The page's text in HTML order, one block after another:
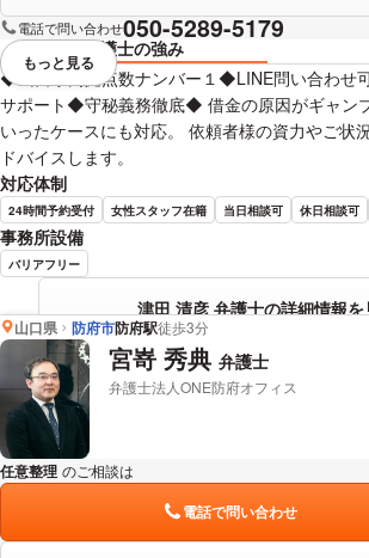
電話で問い合わせ050-5289-5179
弁護士の強み
◆山口県内拠点数ナンバー１◆LINE問い合わせ
サポート◆守秘義務徹底◆ 借金の原因がギャン
いったケースにも対応。 依頼者様の資力やご状
ドバイスします。
対応体制
24時間予約受付 女性スタッフ在籍 当日相談可 休日相談可
事務所設備
バリアフリー
津田 清彦 弁護士の詳細情報を
視覚的に省略されている要素を
もっと見る
山口県 防府市防府駅徒歩3分
宮嵜 秀典 弁護士
弁護士法人ONE防府オフィス
任意整理 のご相談は
電話で問い合わせ